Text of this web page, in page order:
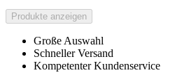
Produkte anzeigen
Große Auswahl
Schneller Versand
Kompetenter Kundenservice